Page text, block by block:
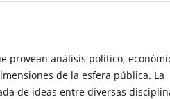
provean análisis político,
de la esfera pública. La
de ideas entre diversas